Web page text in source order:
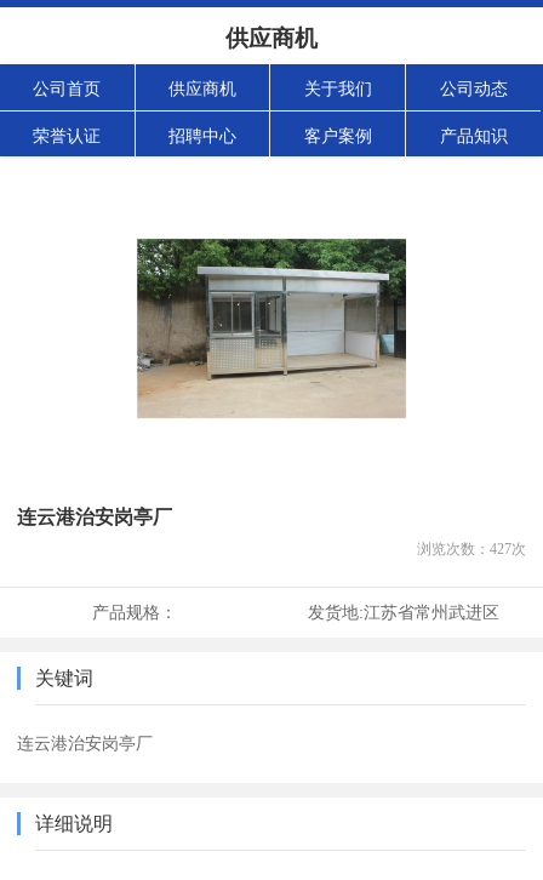
供应商机
公司首页 供应商机 关于我们 公司动态
荣誉认证 招聘中心 客户案例 产品知识
连云港治安岗亭厂
浏览次数： 427次
产品规格： 发货地:江苏省常州武进区
关键词
连云港治安岗亭厂
详细说明